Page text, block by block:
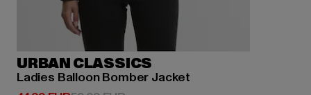
URBAN CLASSICS
Ladies Balloon Bomber Jacket